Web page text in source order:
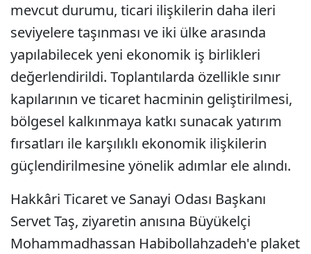
mevcut durumu, ticari ilişkilerin daha ileri
seviyelere taşınması ve iki ülke arasında
yapılabilecek yeni ekonomik iş birlikleri
değerlendirildi. Toplantılarda özellikle sınır
kapılarının ve ticaret hacminin geliştirilmesi,
bölgesel kalkınmaya katkı sunacak yatırım
fırsatları ile karşılıklı ekonomik ilişkilerin
güçlendirilmesine yönelik adımlar ele alındı.
Hakkâri Ticaret ve Sanayi Odası Başkanı
Servet Taş, ziyaretin anısına Büyükelçi
Mohammadhassan Habibollahzadeh'e plaket